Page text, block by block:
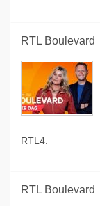
RTL Boulevard
RTL4.
RTL Boulevard